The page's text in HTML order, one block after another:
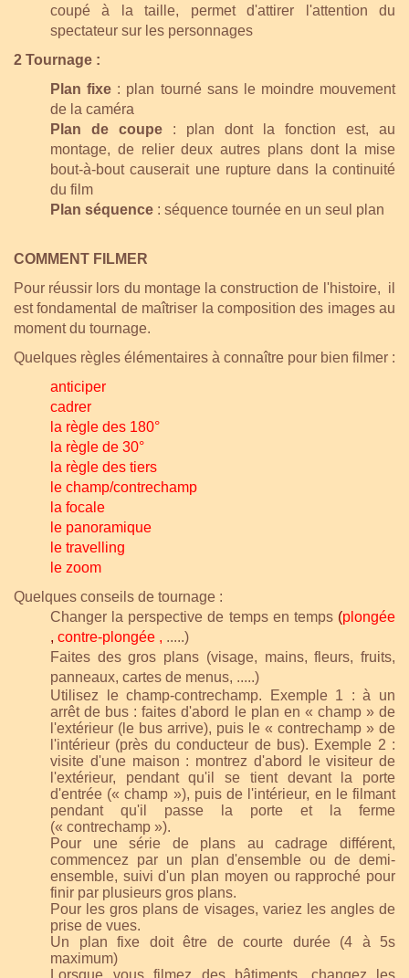
coupé à la taille, permet d'attirer l'attention du
spectateur sur les personnages
2 Tournage :
Plan fixe : plan tourné sans le moindre mouvement
de la caméra
Plan de coupe : plan dont la fonction est, au
montage, de relier deux autres plans dont la mise
bout-à-bout causerait une rupture dans la continuité
du film
Plan séquence : séquence tournée en un seul plan
COMMENT FILMER
Pour réussir lors du montage la construction de l'histoire, il
est fondamental de maîtriser la composition des images au
moment du tournage.
Quelques règles élémentaires à connaître pour bien filmer :
anticiper
cadrer
la règle des 180°
la règle de 30°
la règle des tiers
le champ/contrechamp
la focale
le panoramique
le travelling
le zoom
Quelques conseils de tournage :
Changer la perspective de temps en temps (plongée
, contre-plongée , .....)
Faites des gros plans (visage, mains, fleurs, fruits,
panneaux, cartes de menus, .....)
Utilisez le champ-contrechamp. Exemple 1 : à un
arrêt de bus : faites d'abord le plan en « champ » de
l'extérieur (le bus arrive), puis le « contrechamp » de
l'intérieur (près du conducteur de bus). Exemple 2 :
visite d'une maison : montrez d'abord le visiteur de
l'extérieur, pendant qu'il se tient devant la porte
d'entrée (« champ »), puis de l'intérieur, en le filmant
pendant qu'il passe la porte et la ferme
(« contrechamp »).
Pour une série de plans au cadrage différent,
commencez par un plan d'ensemble ou de demi-
ensemble, suivi d'un plan moyen ou rapproché pour
finir par plusieurs gros plans.
Pour les gros plans de visages, variez les angles de
prise de vues.
Un plan fixe doit être de courte durée (4 à 5s
maximum)
Lorsque vous filmez des bâtiments, changez les